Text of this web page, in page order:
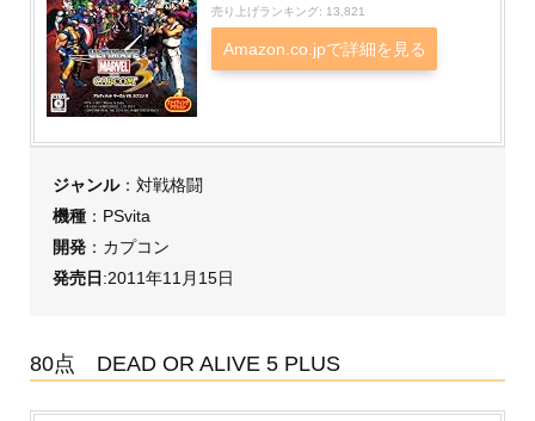
売り上げランキング: 13,821
Amazon.co.jpで詳細を見る
ジャンル：対戦格闘
機種：PSvita
開発：カプコン
発売日 :2011年11月15日
80点 DEAD OR ALIVE 5 PLUS